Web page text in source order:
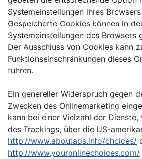
Systemeinstellungen ihres
Gespeicherte Cookies können in
Systemeinstellungen des Browsers
Der Ausschluss von Cookies kann
Funktionseinschränkungen dieses
führen.
Ein genereller Widerspruch gegen
Zwecken des Onlinemarketing
kann bei einer Vielzahl der Dienste,
des Trackings, über die US-
http://www.aboutads.info/choices/
http://www.youronlinechoices.com/